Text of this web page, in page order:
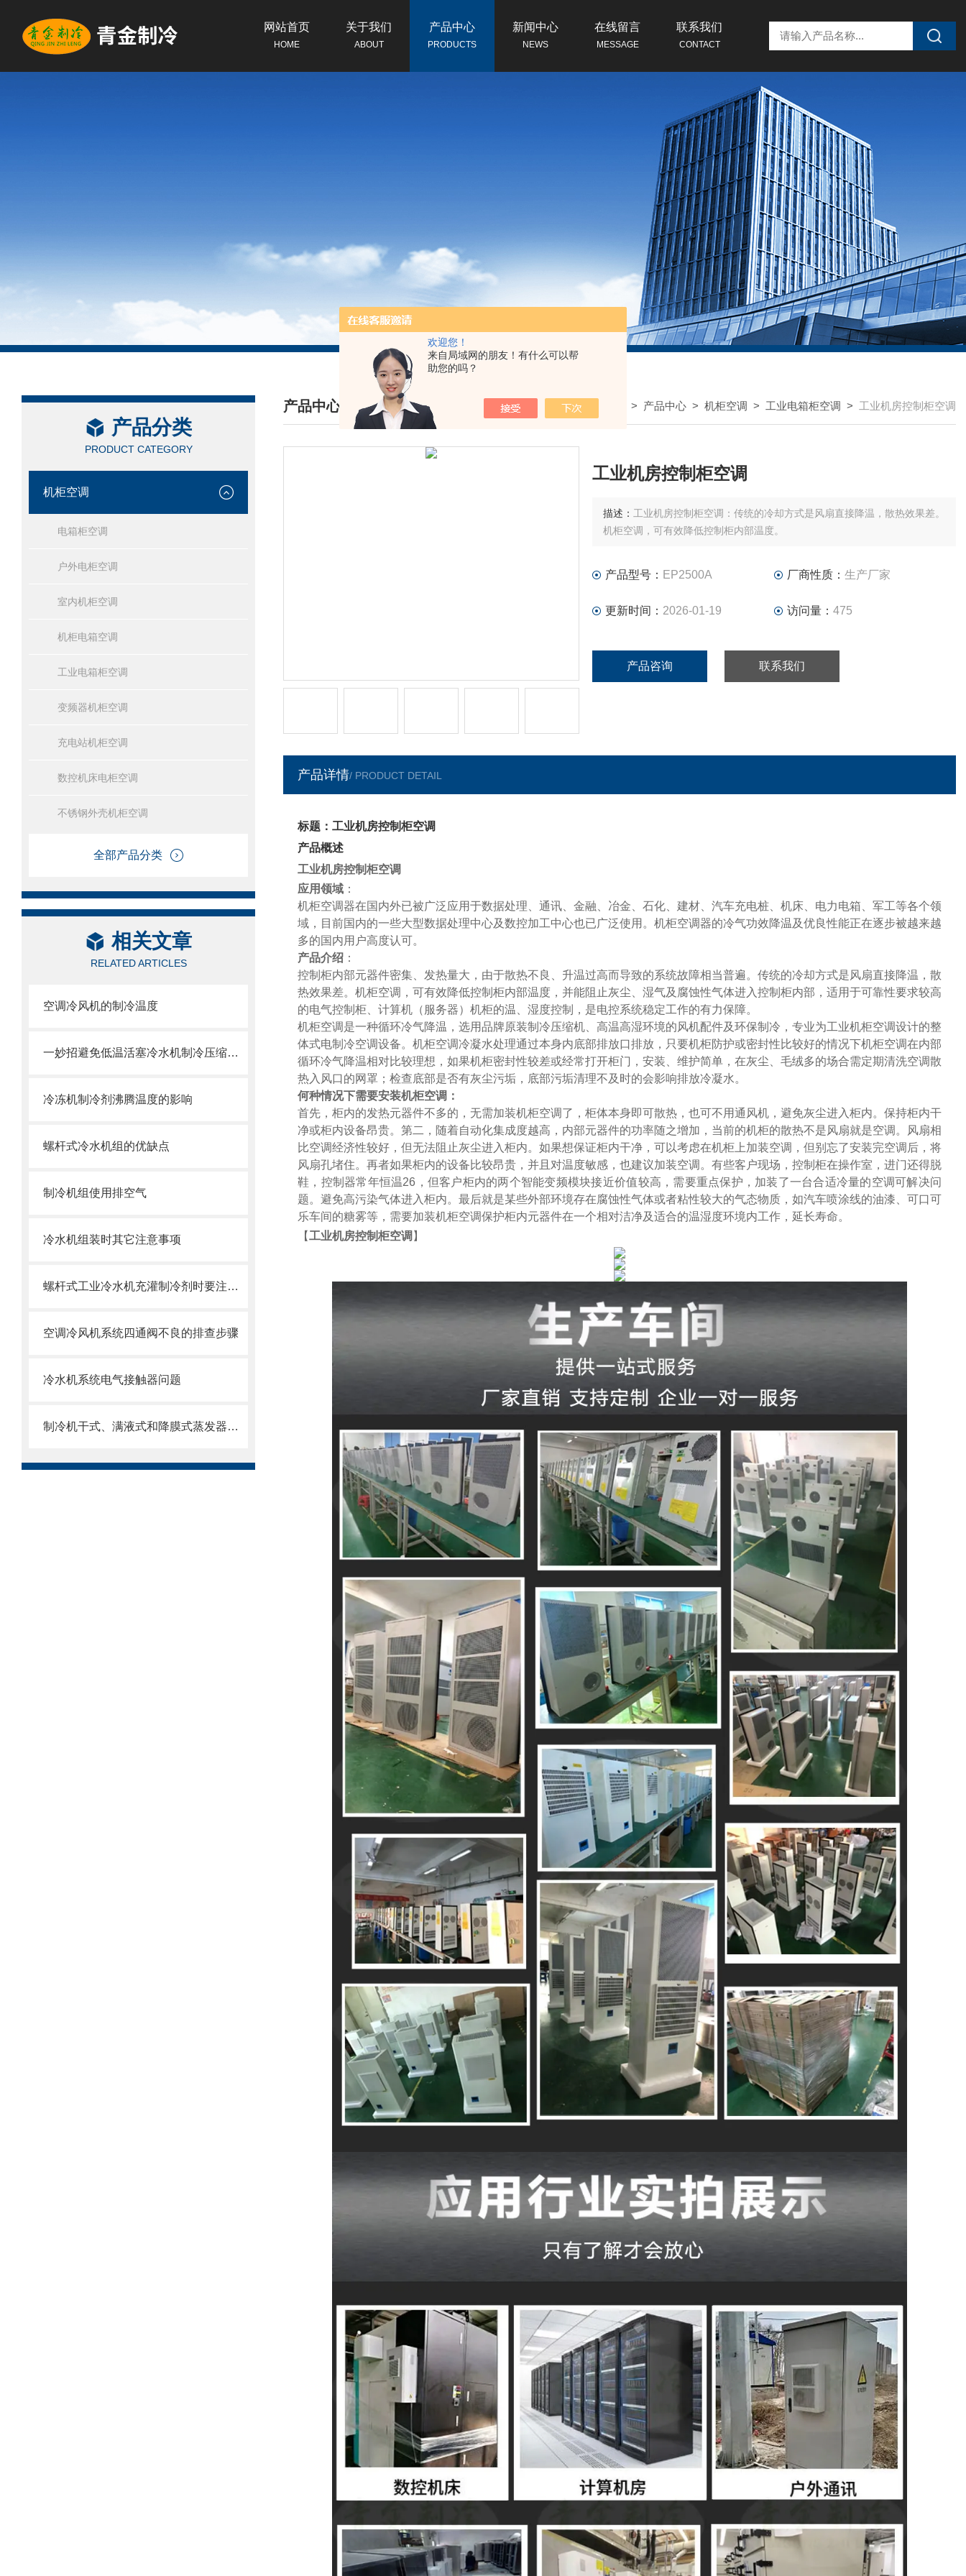
欢迎您！
来自局域网的朋友！有什么可以帮
助您的吗？
网站首页
HOME
关于我们
ABOUT
产品中心
PRODUCTS
新闻中心
NEWS
在线留言
MESSAGE
联系我们
CONTACT
产品分类
PRODUCT CATEGORY
机柜空调
电箱柜空调
户外电柜空调
室内机柜空调
机柜电箱空调
工业电箱柜空调
变频器机柜空调
充电站机柜空调
数控机床电柜空调
不锈钢外壳机柜空调
全部产品分类
相关文章
RELATED ARTICLES
空调冷风机的制冷温度
一妙招避免低温活塞冷水机制冷压缩机回油问题
冷冻机制冷剂沸腾温度的影响
螺杆式冷水机组的优缺点
制冷机组使用排空气
冷水机组装时其它注意事项
螺杆式工业冷水机充灌制冷剂时要注意哪些事项
空调冷风机系统四通阀不良的排查步骤
冷水机系统电气接触器问题
制冷机干式、满液式和降膜式蒸发器区别以及优缺点
产品中心
/ PRODUCTS CENTER
我的位置： > 产品中心 > 机柜空调 > 工业电箱柜空调 > 工业机房控制柜空调
工业机房控制柜空调
描述： 工业机房控制柜空调：传统的冷却方式是风扇直接降温，散热效果差。
机柜空调，可有效降低控制柜内部温度。
产品型号： EP2500A 厂商性质： 生产厂家
更新时间： 2026-01-19 访问量： 475
产品咨询 联系我们
产品详情/ PRODUCT DETAIL
标题：工业机房控制柜空调
产品概述
工业机房控制柜空调
应用领域 ：
机柜空调器在国 内外已被广泛应用于数据处理、通讯、金融、冶金、石化、建材、汽车充电桩 、机床、 电力电箱、 军工等各个领
域，目前国内的一些大型数据处理中心及数控加工中心也已广泛使用。机柜空调器的冷气功效降温及优良性能正在逐步被越来越
多的国内用户高度认可。
产品介绍 ：
控制柜内部元器件密集、发热量大，由于散热不良、升温过高而导致的系统故障相当普遍。传统的冷却方式是风扇直接降温，散
热效果差。机柜空调，可有效降低控制柜内部温度，并能阻止灰尘、湿气及腐蚀性气体进入控制柜内部，适用于可靠性要求较高
的电气控制柜、计算机（服务器）机柜的温、湿度控制，是电控系统稳定工作的有力保障。
机柜空调是一种循环冷气降温， 选用品牌原装制冷压缩机、高温高湿环境的风机配件及环保制冷，专业为工业机柜空调设计的整
体式电制冷空调设备。机柜空调冷凝水处理通过本身内底部排放口排放 ，只要机柜防护或密封性比较好的情况下机柜空调在内部
循环冷气降温相对比较理想 ，如果机柜密封性较差或经常打开柜门，安装、维护简单，在灰尘、毛绒多的场合需定期清洗空调散
热入风口的网罩； 检查底部是否有灰尘污垢，底部污垢清理不及 时的会影响排放冷凝水。
何种情况下需要安装机柜空调 ：
首先，柜内的发热元器件不多的，无需加装机柜空调了，柜体本身即可散热，也可不用通风机，避免灰尘进入柜内。保持柜内干
净或柜内设备昂贵。第二，随着自动化集成度越高，内部元器件的功率随之增加，当前的机柜的散热不是风扇就是空调。风扇相
比空调经济性较好，但无法阻止灰尘进入柜内。如果想保证柜内干净，可以考虑在机柜上加装空调，但别忘了安装完空调后，将
风扇孔堵住。再者如果柜内的设备比较昂贵，并且对温度敏感，也建议加装空调。有些客户现场，控制柜在操作室，进门还得脱
鞋，控制器常年恒温26 ，但客户柜内的两个智能变频模块接近价值较高，需要重点保护，加装了一台合适冷量的空调可解决问
题。避免高污染气体进入柜内。最后就是某些外部环境存在腐蚀性气体或者粘性较大的气态物质，如汽车喷涂线的油漆、可口可
乐车间的糖雾等，需要加装机柜空调保护柜内元器件在一个相对洁净及适合的温湿度环境内工作，延长寿命。
【工业机房控制柜空调 】